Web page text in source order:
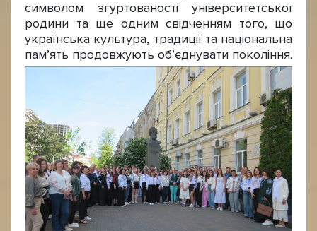
символом згуртованості університетської
родини та ще одним свідченням того, що
українська культура, традиції та національна
пам’ять продовжують об’єднувати покоління.